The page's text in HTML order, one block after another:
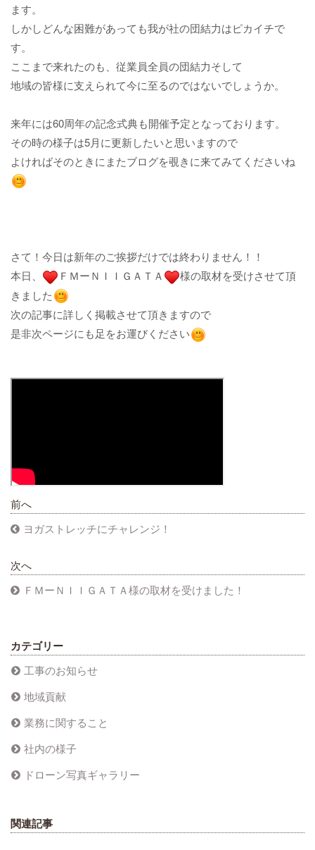
ます。
しかしどんな困難があっても我が社の団結力はピカイチで
す。
ここまで来れたのも、従業員全員の団結力そして
地域の皆様に支えられて今に至るのではないでしょうか。
来年には60周年の記念式典も開催予定となっております。
その時の様子は5月に更新したいと思いますので
よければそのときにまたブログを覗きに来てみてくださいね​​​​​​​
さて！今日は新年のご挨拶だけでは終わりません！！
本日、​​​​​​​
ＦＭーＮＩＩＧＡＴＡ​​​​​​​
様の取材を受けさせて頂
きました​​​​​​​
次の記事に詳しく掲載させて頂きますので
是非次ページにも足をお運びください​​​​​​​
前へ
ヨガストレッチにチャレンジ！
次へ
ＦＭーＮＩＩＧＡＴＡ様の取材を受けました！
カテゴリー
工事のお知らせ
地域貢献
業務に関すること
社内の様子
ドローン写真ギャラリー
関連記事